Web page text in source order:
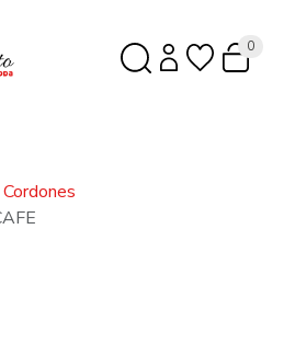
0
Cordones